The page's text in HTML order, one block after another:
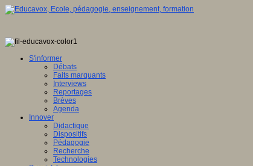
S'informer
Débats
Faits marquants
Interviews
Reportages
Brèves
Agenda
Innover
Didactique
Dispositifs
Pédagogie
Recherche
Technologies